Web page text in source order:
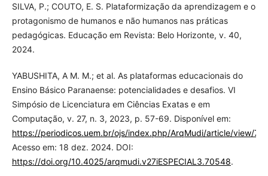
SILVA, P.; COUTO, E. S. Plataformização da aprendizagem e o
protagonismo de humanos e não humanos nas práticas
pedagógicas. Educação em Revista: Belo Horizonte, v. 40,
2024.
YABUSHITA, A M. M.; et al. As plataformas educacionais do
Ensino Básico Paranaense: potencialidades e desafios. VI
Simpósio de Licenciatura em Ciências Exatas e em
Computação, v. 27, n. 3, 2023, p. 57-69. Disponível em:
https://periodicos.uem.br/ojs/index.php/ArqMudi/article/view/
Acesso em: 18 dez. 2024. DOI:
https://doi.org/10.4025/arqmudi.v27iESPECIAL3.70548.